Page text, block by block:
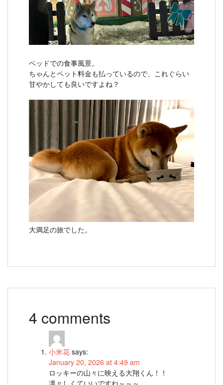
ベッドでの食事風景。
ちゃんとペット料金も払っているので、これぐらい
甘やかしても良いですよね？
大満足の旅でした。
4 comments
小米花 says:
January 20, 2026 at 4:49 am
ロッキーの山々に映える大翔くん！！
凛々しくていいですね～～～。